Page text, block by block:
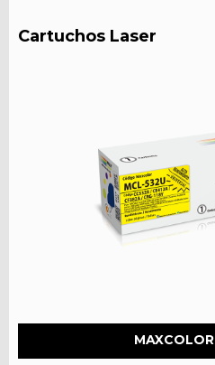
Cartuchos Laser
MAXCOLOR